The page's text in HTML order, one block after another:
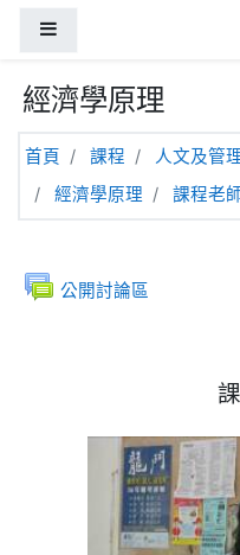
經濟學原理
首頁 課程 人文及管
經濟學原理
課程老
一般公開討論區